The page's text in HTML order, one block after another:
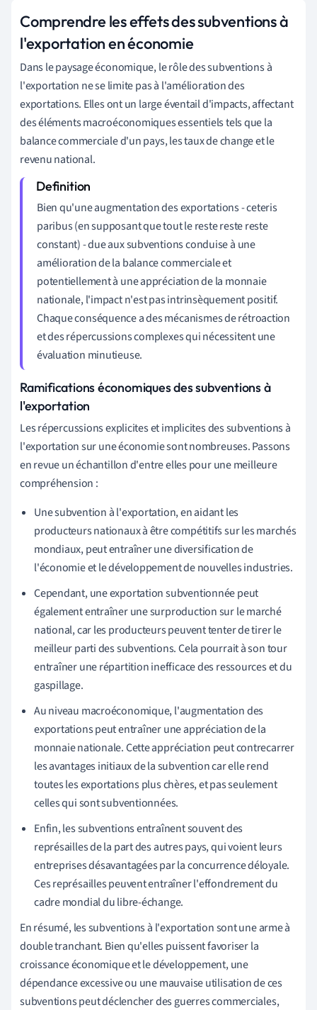
Comprendre les effets des subventions à
l'exportation en économie
Dans le paysage économique, le rôle des subventions à
l'exportation ne se limite pas à l'amélioration des
exportations. Elles ont un large éventail d'impacts, affectant
des éléments macroéconomiques essentiels tels que la
balance commerciale d'un pays, les taux de change et le
revenu national.
Bien qu'une augmentation des exportations - ceteris
paribus (en supposant que tout le reste reste reste
constant) - due aux subventions conduise à une
amélioration de la balance commerciale et
potentiellement à une appréciation de la monnaie
nationale, l'impact n'est pas intrinsèquement positif.
Chaque conséquence a des mécanismes de rétroaction
et des répercussions complexes qui nécessitent une
évaluation minutieuse.
Ramifications économiques des subventions à
l'exportation
Les répercussions explicites et implicites des subventions à
l'exportation sur une économie sont nombreuses. Passons
en revue un échantillon d'entre elles pour une meilleure
compréhension :
Une subvention à l'exportation, en aidant les
producteurs nationaux à être compétitifs sur les marchés
mondiaux, peut entraîner une diversification de
l'économie et le développement de nouvelles industries.
Cependant, une exportation subventionnée peut
également entraîner une surproduction sur le marché
national, car les producteurs peuvent tenter de tirer le
meilleur parti des subventions. Cela pourrait à son tour
entraîner une répartition inefficace des ressources et du
gaspillage.
Au niveau macroéconomique, l'augmentation des
exportations peut entraîner une appréciation de la
monnaie nationale. Cette appréciation peut contrecarrer
les avantages initiaux de la subvention car elle rend
toutes les exportations plus chères, et pas seulement
celles qui sont subventionnées.
Enfin, les subventions entraînent souvent des
représailles de la part des autres pays, qui voient leurs
entreprises désavantagées par la concurrence déloyale.
Ces représailles peuvent entraîner l'effondrement du
cadre mondial du libre-échange.
En résumé, les subventions à l'exportation sont une arme à
double tranchant. Bien qu'elles puissent favoriser la
croissance économique et le développement, une
dépendance excessive ou une mauvaise utilisation de ces
subventions peut déclencher des guerres commerciales,